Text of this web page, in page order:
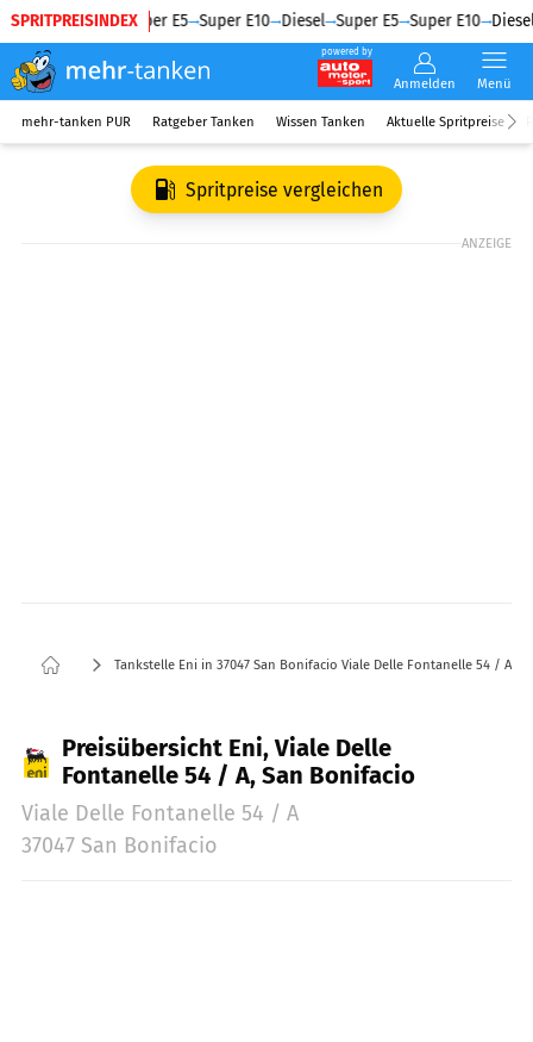
SPRITPREISINDEX
Diesel Super E5 Super E10 Diesel Super E5 Super E10 Diesel
powered by
Anmelden Menü
mehr-tanken PUR Ratgeber Tanken Wissen Tanken Aktuelle Spritpreise
Spritpreise vergleichen
ANZEIGE
Tankstelle Eni in 37047 San Bonifacio Viale Delle Fontanelle 54 / A
Preisübersicht Eni, Viale Delle
Fontanelle 54 / A, San Bonifacio
Viale Delle Fontanelle 54 / A
37047 San Bonifacio